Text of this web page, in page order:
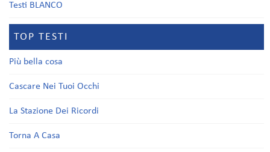
Testi BLANCO
TOP TESTI
Più bella cosa
Cascare Nei Tuoi Occhi
La Stazione Dei Ricordi
Torna A Casa